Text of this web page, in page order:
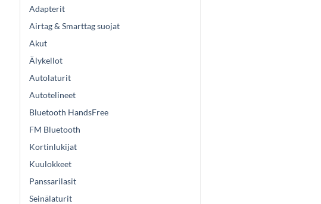
Adapterit
Airtag & Smarttag suojat
Akut
Älykellot
Autolaturit
Autotelineet
Bluetooth HandsFree
FM Bluetooth
Kortinlukijat
Kuulokkeet
Panssarilasit
Seinälaturit